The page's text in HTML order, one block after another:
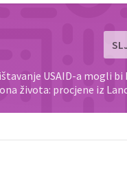
USAID-a mogli
života: procjene iz